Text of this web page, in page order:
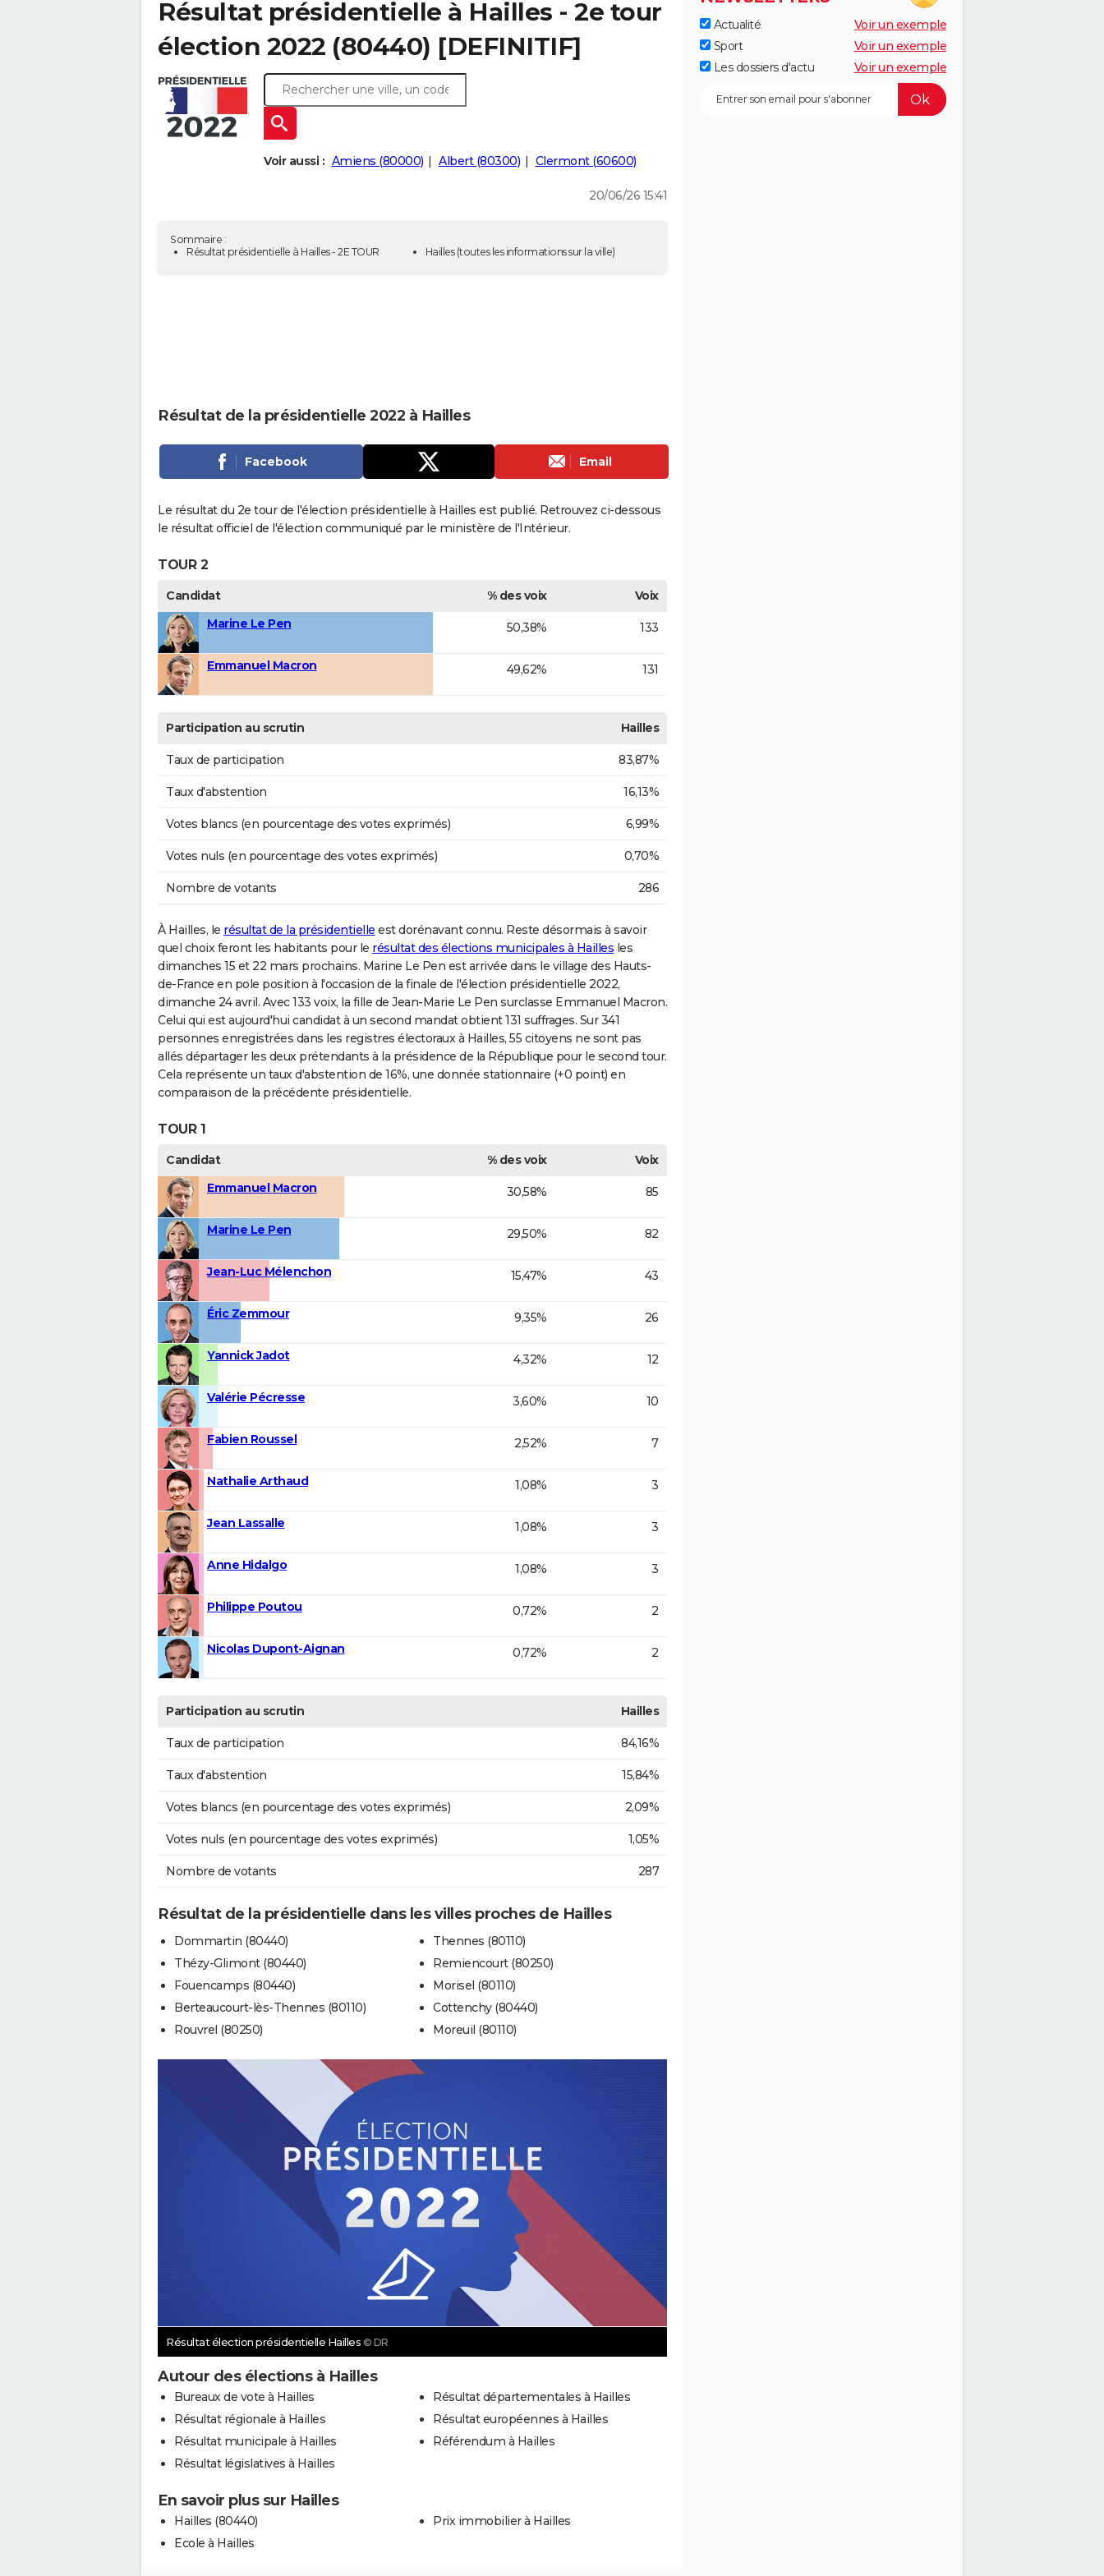
Résultat présidentielle à Hailles - 2e tour
élection 2022 (80440) [DEFINITIF]
Voir aussi : Amiens (80000) Albert (80300) Clermont (60600)
20/06/26 15:41
Sommaire :
Résultat présidentielle à Hailles - 2E TOUR
Hailles(toutes les informations sur la ville)
Résultat de la présidentielle 2022 à Hailles
Facebook Email
Le résultat du 2e tour de l'élection présidentielle à Hailles est publié. Retrouvez ci-dessous
le résultat officiel de l'élection communiqué par le ministère de l'Intérieur.
TOUR 2
Candidat % des voix
Voix
Marine Le Pen
50,38% 133
Emmanuel Macron 49,62% 131
Participation au scrutin Hailles
Taux de participation 83,87%
Taux d'abstention 16,13%
Votes blancs (en pourcentage des votes exprimés) 6,99%
Votes nuls (en pourcentage des votes exprimés) 0,70%
Nombre de votants 286
À Hailles, le résultat de la présidentielle est dorénavant connu. Reste désormais à savoir
quel choix feront les habitants pour le résultat des élections municipales à Hailles les
dimanches 15 et 22 mars prochains. Marine Le Pen est arrivée dans le village des Hauts-
de-France en pole position à l'occasion de la finale de l'élection présidentielle 2022,
dimanche 24 avril. Avec 133 voix, la fille de Jean-Marie Le Pen surclasse Emmanuel Macron.
Celui qui est aujourd'hui candidat à un second mandat obtient 131 suffrages. Sur 341
personnes enregistrées dans les registres électoraux à Hailles, 55 citoyens ne sont pas
allés départager les deux prétendants à la présidence de la République pour le second tour.
Cela représente un taux d'abstention de 16%, une donnée stationnaire (+0 point) en
comparaison de la précédente présidentielle.
TOUR 1
Candidat % des voix
Voix
Emmanuel Macron
30,58% 85
Marine Le Pen 29,50% 82
Jean-Luc Mélenchon 15,47% 43
Éric Zemmour 9,35% 26
Yannick Jadot 4,32% 12
Valérie Pécresse 3,60% 10
Fabien Roussel 2,52% 7
Nathalie Arthaud 1,08% 3
Jean Lassalle 1,08% 3
Anne Hidalgo 1,08% 3
Philippe Poutou 0,72% 2
Nicolas Dupont-Aignan 0,72% 2
Participation au scrutin Hailles
Taux de participation 84,16%
Taux d'abstention 15,84%
Votes blancs (en pourcentage des votes exprimés) 2,09%
Votes nuls (en pourcentage des votes exprimés) 1,05%
Nombre de votants 287
Résultat de la présidentielle dans les villes proches de Hailles
Dommartin (80440)
Thézy-Glimont (80440)
Fouencamps (80440)
Berteaucourt-lès-Thennes (80110)
Rouvrel (80250)
Thennes (80110)
Remiencourt (80250)
Morisel (80110)
Cottenchy (80440)
Moreuil (80110)
Résultat élection présidentielle Hailles © DR
Autour des élections à Hailles
Bureaux de vote à Hailles
Résultat régionale à Hailles
Résultat municipale à Hailles
Résultat législatives à Hailles
Résultat départementales à Hailles
Résultat européennes à Hailles
Référendum à Hailles
En savoir plus sur Hailles
Hailles (80440)
Ecole à Hailles
Prix immobilier à Hailles
Actualité
Voir un exemple
Sport
Voir un exemple
Les dossiers d'actu
Voir un exemple